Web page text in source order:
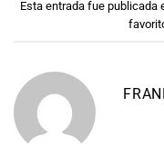
Esta entrada fue publicada